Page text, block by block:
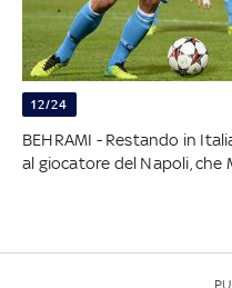
12/24
BEHRAMI - Restando in
al giocatore del Napoli, che